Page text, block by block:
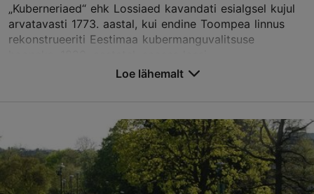
„Kuberneriaed“ ehk Lossiaed kavandati esialgsel kujul
arvatavasti 1773. aastal, kui endine Toompea linnus
rekonstrueeriti Eestimaa kubermanguvalitsuse
Lossi plats 1a, Tallinn
Vanalinn
Loe lähemalt